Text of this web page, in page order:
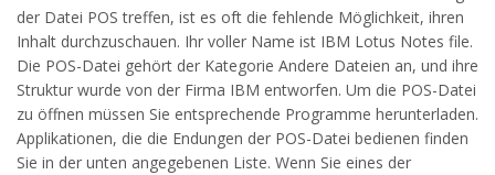
der Datei POS treffen, ist es oft die fehlende Möglichkeit, ihren
Inhalt durchzuschauen. Ihr voller Name ist IBM Lotus Notes file.
Die POS-Datei gehört der Kategorie Andere Dateien an, und ihre
Struktur wurde von der Firma IBM entworfen. Um die POS-Datei
zu öffnen müssen Sie entsprechende Programme herunterladen.
Applikationen, die die Endungen der POS-Datei bedienen finden
Sie in der unten angegebenen Liste. Wenn Sie eines der